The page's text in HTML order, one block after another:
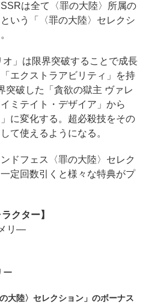
は全て〈罪の大陸〉所属の
いう「〈罪の大陸〉セレクシ
」は限界突破することで成長
エクストラアビリティ」を持
突破した「貪欲の獄主 ヴァレ
ミテイト・デザイア」から
に変化する。超必殺技をその
て使えるようになる。
ドフェス〈罪の大陸〉セレク
定回数引くと様々な特典がプ
クター】
リ―
ー
大陸〉セレクション」のボーナス